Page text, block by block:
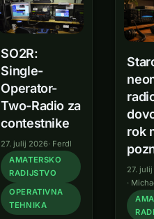
059“
001“
na
SO2R:
Single-
Operator-
Two-Radio za
contestnike
27. julij 2026· Ferdl
AMATERSKO
RADIJSTVO
OPERATIVNA
TEHNIKA
rok
27.
·